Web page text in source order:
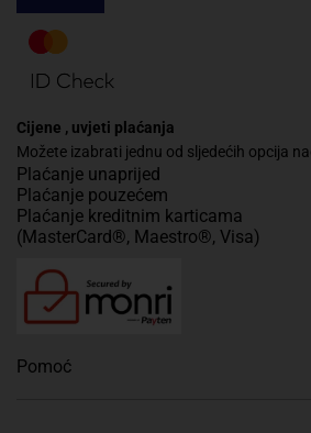
Cijene , uvjeti plaćanja
Možete izabrati jednu od sljedećih opcija
Plaćanje unaprijed
Plaćanje pouzećem
Plaćanje kreditnim karticama
(MasterCard®, Maestro®, Visa)
Pomoć